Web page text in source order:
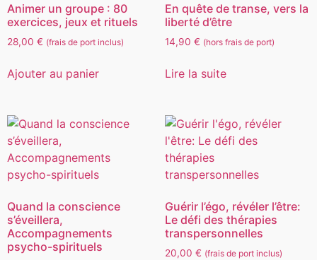
Animer un groupe : 80
exercices, jeux et rituels
28,00 € (frais de port inclus)
Ajouter au panier
En quête de transe, vers la
liberté d’être
14,90 € (hors frais de port)
Lire la suite
Quand la conscience
s’éveillera,
Accompagnements
psycho-spirituels
Guérir l’égo, révéler l’être:
Le défi des thérapies
transpersonnelles
20,00 € (frais de port inclus)